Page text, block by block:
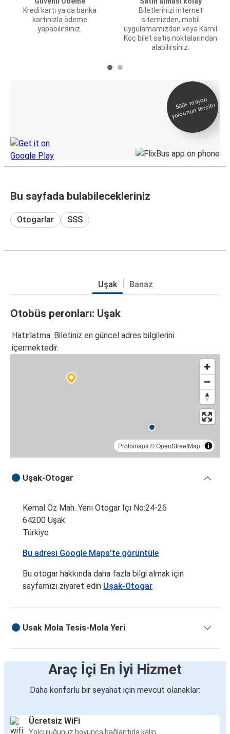
Kredi kartı ya da banka
kartınızla ödeme
yapabilirsiniz.
Biletlerinizi internet
sitemizden, mobil
uygulamamızdan veya Kamil
Koç bilet satış noktalarından
alabilirsiniz.
500+
milyon
yolcunun tercihi
Bu sayfada bulabilecekleriniz
Otogarlar SSS
Uşak Banaz
Otobüs peronları: Uşak
Hatırlatma: Biletiniz en güncel adres bilgilerini
içermektedir.
Protomaps©OpenStreetMap
Uşak-Otogar
Kemal Öz Mah. Yenı Otogar Içı No:24-26
64200 Uşak
Türkiye
Bu adresi Google Maps’te görüntüle
Bu otogar hakkında daha fazla bilgi almak için
sayfamızı ziyaret edin Uşak-Otogar
Usak Mola Tesis-Mola Yeri
Araç İçi En İyi Hizmet
Daha konforlu bir seyahat için mevcut olanaklar:
Ücretsiz WiFi
Yolculuğunuz boyunca bağlantıda kalın